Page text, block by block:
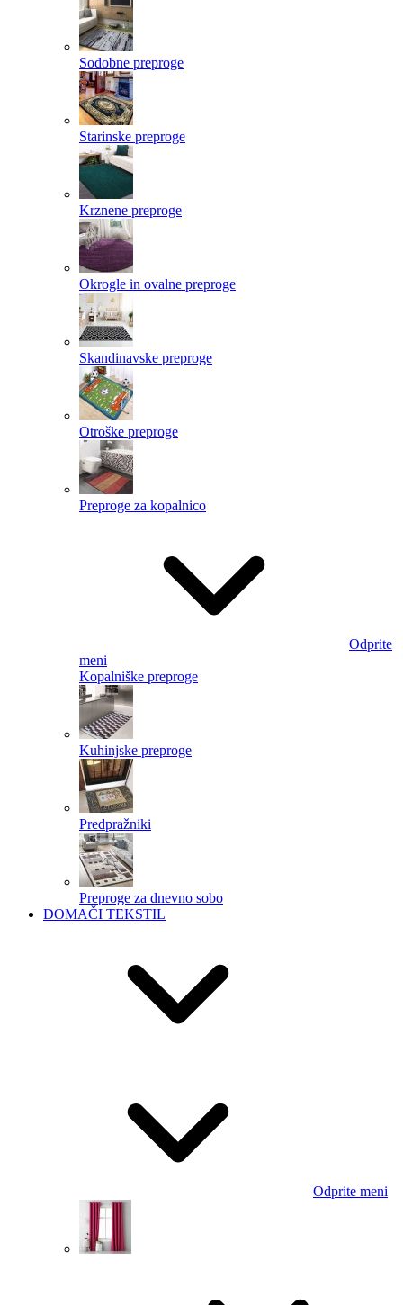
Sodobne preproge
Starinske preproge
Krznene preproge
Okrogle in ovalne preproge
Skandinavske preproge
Otroške preproge
Preproge za kopalnico
Odprite
meni
Kopalniške preproge
Kuhinjske preproge
Predpražniki
Preproge za dnevno sobo
DOMAČI TEKSTIL
Odprite meni